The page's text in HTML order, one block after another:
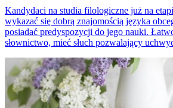
Kandydaci na studia filologiczne już na
wykazać się dobrą znajomością języka
posiadać predyspozycji do jego nauki.
słownictwo, mieć słuch pozwalający